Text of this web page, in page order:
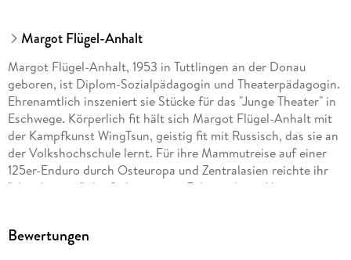
Margot Flügel-Anhalt
Margot Flügel-Anhalt, 1953 in Tuttlingen an der Donau
geboren, ist Diplom-Sozialpädagogin und Theaterpädagogin.
Ehrenamtlich inszeniert sie Stücke für das "Junge Theater" in
Eschwege. Körperlich fit hält sich Margot Flügel-Anhalt mit
der Kampfkunst WingTsun, geistig fit mit Russisch, das sie an
der Volkshochschule lernt. Für ihre Mammutreise auf einer
125er-Enduro durch Osteuropa und Zentralasien reichte ihr
"alter Lappen", der frühere graue Führerschein. Margot
Autor), Jahrgang 1966, schreibt für die "Süddeutsche
Bewertungen